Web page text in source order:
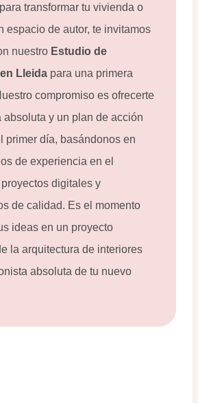
transformar tu vivienda o
espacio de autor, te invitamos
nuestro Estudio de
Lleida para una primera
compromiso es ofrecerte
absoluta y un plan de acción
primer día, basándonos en
de experiencia en el
digitales y
de calidad. Es el momento
ideas en un proyecto
la arquitectura de interiores
absoluta de tu nuevo